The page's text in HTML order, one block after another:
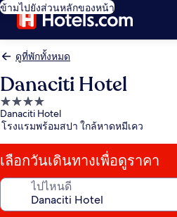
ข้ามไปยังส่วนหลักของหน้า
ดูที่พักทั้งหมด
Danaciti Hotel
ที่พัก
4.0
Danaciti Hotel
โรงแรมพร้อมสปา ใกล้หาดหมีเคว
เลือกวันเดินทางเพื่อดูราคา
ไปไหนดี